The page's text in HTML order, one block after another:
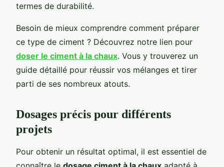
termes de durabilité.
Besoin de mieux comprendre comment préparer
ce type de ciment ? Découvrez notre lien pour
doser le ciment à la chaux. Vous y trouverez un
guide détaillé pour réussir vos mélanges et tirer
parti de ses nombreux atouts.
Dosages précis pour différents
projets
Pour obtenir un résultat optimal, il est essentiel de